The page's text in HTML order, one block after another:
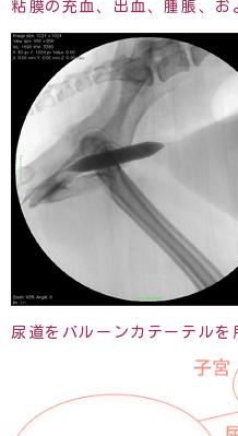
粘膜の充血、出血、腫脹、
尿道をバルーンカテーテル